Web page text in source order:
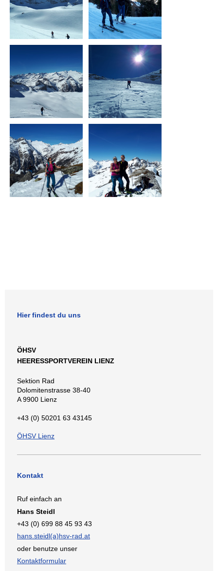
Hier findest du uns
ÖHSV
HEERESSPORTVEREIN LIENZ
Sektion Rad
Dolomitenstrasse 38-40
A 9900 Lienz
+43 (0) 50201 63 43145
ÖHSV Lienz
Kontakt
Ruf einfach an
Hans Steidl
+43 (0) 699 88 45 93 43
hans.steidl(a)hsv-rad.at
oder benutze unser
Kontaktformular